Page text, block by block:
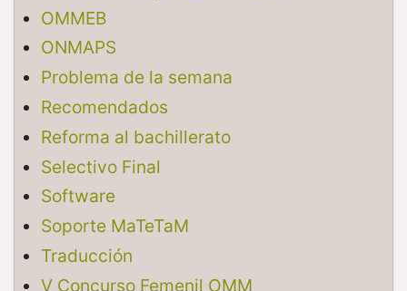
OMMEB
ONMAPS
Problema de la semana
Recomendados
Reforma al bachillerato
Selectivo Final
Software
Soporte MaTeTaM
Traducción
V Concurso Femenil OMM